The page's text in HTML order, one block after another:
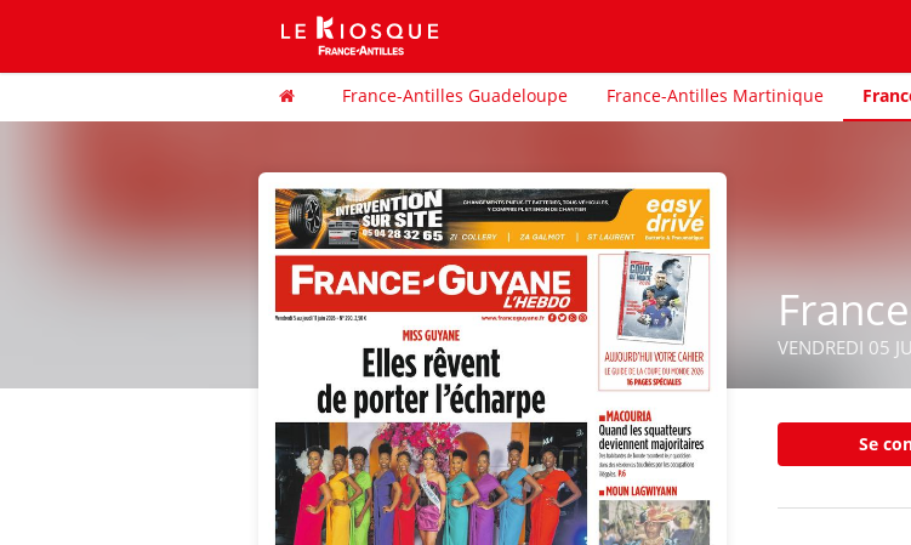
France-Antilles Guadeloupe France-Antilles Martinique
VENDREDI 05
Se